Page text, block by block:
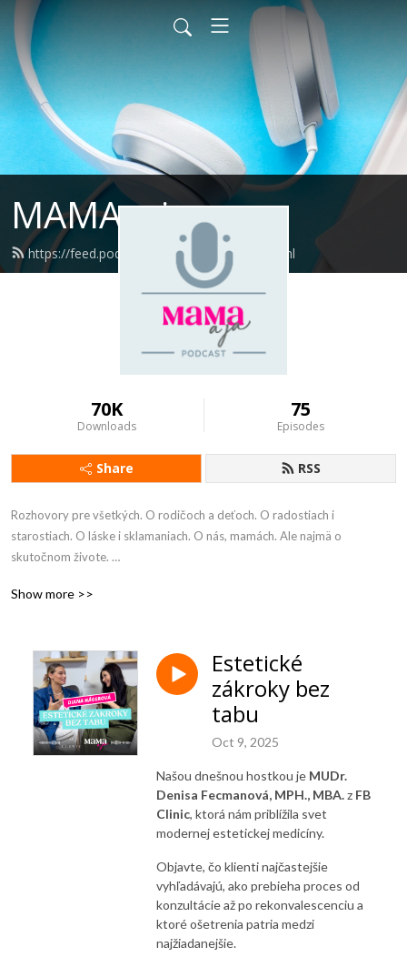
MAMA a ja
https://feed.podbean.com/mamaaja/feed.xml
70K
Downloads
75
Episodes
Share RSS
Rozhovory pre všetkých. O rodičoch a deťoch. O radostiach i
starostiach. O láske i sklamaniach. O nás, mamách. Ale najmä o
skutočnom živote.
Odkrývame témy a osobné príbehy. Spolu s vami a odborníkmi z
Jednoducho MAMA a ja.
Show more >>
Estetické
zákroky bez
tabu
Oct 9, 2025
Našou dnešnou hostkou je MUDr.
Denisa Fecmanová, MPH., MBA.z FB
Clinic, ktorá nám priblížila svet
modernej estetickej medicíny.
Objavte, čo klienti najčastejšie
vyhľadávajú, ako prebieha proces od
konzultácie až po rekonvalescenciu a
ktoré ošetrenia patria medzi
najžiadanejšie.